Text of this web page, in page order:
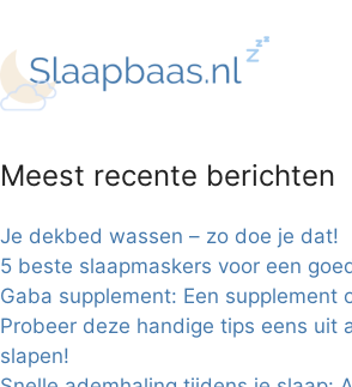
Meest recente berichten
Je dekbed wassen – zo doe je dat!
5 beste slaapmaskers voor een
Gaba supplement: Een supplement
Probeer deze handige tips eens uit
slapen!